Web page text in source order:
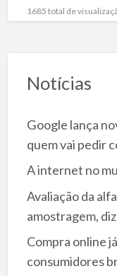
1685 total de
Notícias
Google lança
quem vai pedir
A internet no
Avaliação da
amostragem,
Compra online
consumidores